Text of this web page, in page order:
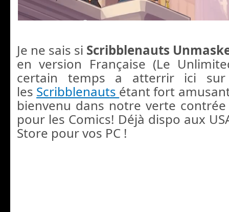
Je ne sais si Scribblenauts
en version Française (Le
certain temps a atterrir ici sur
les Scribblenauts étant fort
bienvenu dans notre verte contrée
pour les Comics! Déjà dispo aux
Store pour vos PC !